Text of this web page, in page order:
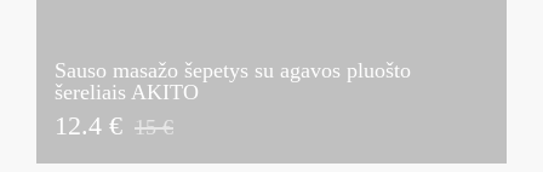
Sauso masažo šepetys su agavos pluošto
šereliais AKITO
12.4 € 15 €